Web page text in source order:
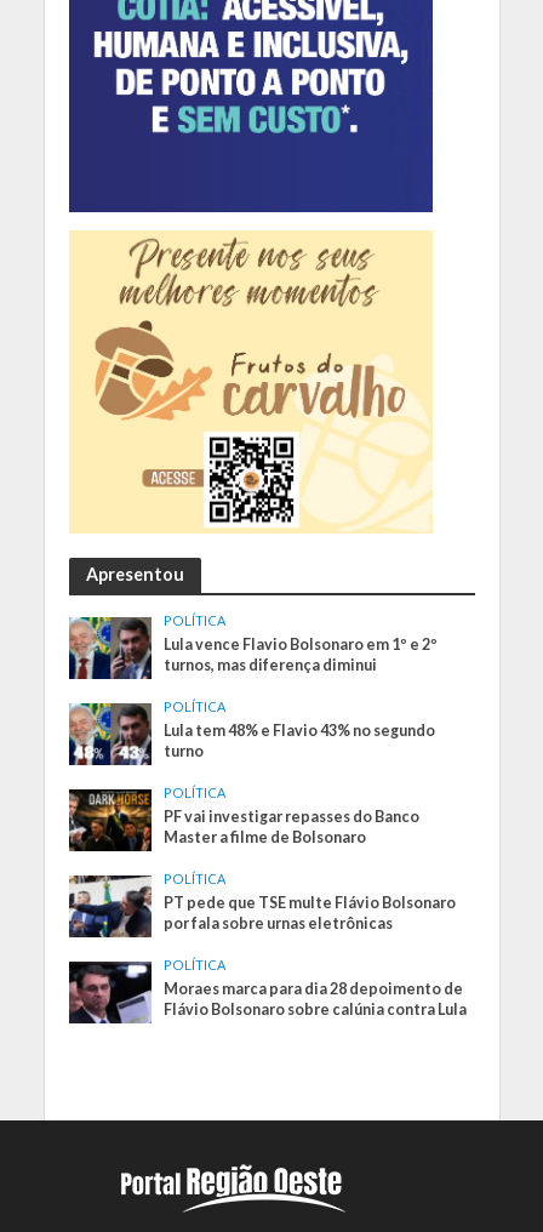
Apresentou
POLÍTICA
Lula vence Flavio Bolsonaro em 1º e 2º
turnos, mas diferença diminui
POLÍTICA
Lula tem 48% e Flavio 43% no segundo
turno
POLÍTICA
PF vai investigar repasses do Banco
Master a filme de Bolsonaro
POLÍTICA
PT pede que TSE multe Flávio Bolsonaro
por fala sobre urnas eletrônicas
POLÍTICA
Moraes marca para dia 28 depoimento de
Flávio Bolsonaro sobre calúnia contra Lula